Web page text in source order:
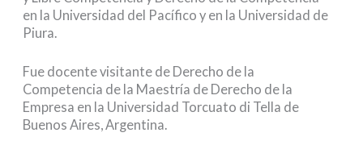
en la Universidad del Pacífico y en la Universidad de
Piura.
Fue docente visitante de Derecho de la
Competencia de la Maestría de Derecho de la
Empresa en la Universidad Torcuato di Tella de
Buenos Aires, Argentina.